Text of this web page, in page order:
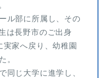
ル部に所属し、その
は長野市のご出身
家へ戻り、幼稚園
。
同じ大学に進学し、